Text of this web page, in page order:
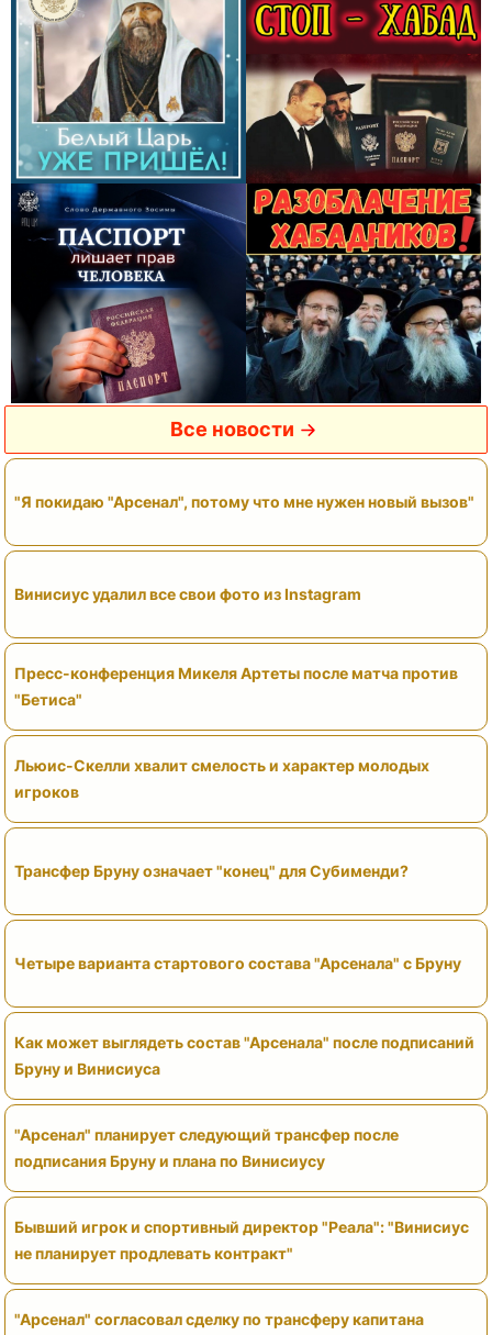
Все новости
"Я покидаю "Арсенал", потому что мне нужен новый вызов"
Винисиус удалил все свои фото из Instagram
Пресс-конференция Микеля Артеты после матча против
"Бетиса"
Льюис-Скелли хвалит смелость и характер молодых
игроков
Трансфер Бруну означает "конец" для Субименди?
Четыре варианта стартового состава "Арсенала" с Бруну
Как может выглядеть состав "Арсенала" после подписаний
Бруну и Винисиуса
"Арсенал" планирует следующий трансфер после
подписания Бруну и плана по Винисиусу
Бывший игрок и спортивный директор "Реала": "Винисиус
не планирует продлевать контракт"
"Арсенал" согласовал сделку по трансферу капитана